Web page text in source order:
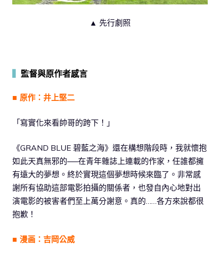
▲ 先行劇照
監督與原作者感言
■ 原作：井上堅二
「寫實化來看帥哥的跨下！」
《GRAND BLUE 碧藍之海》還在構想階段時，我就懷抱
如此天真無邪的──在青年雜誌上連載的作家，任誰都擁
有遠大的夢想。終於實現這個夢想時候來臨了。非常感
謝所有協助這部電影拍攝的關係者，也發自內心地對出
演電影的被害者們至上萬分謝意。真的……各方來說都很
抱歉！
■ 漫画：吉岡公威